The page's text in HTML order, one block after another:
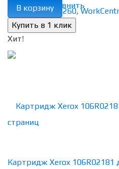
избранное сравнить
В корзину
Хит!
Картридж Xerox 106R02181